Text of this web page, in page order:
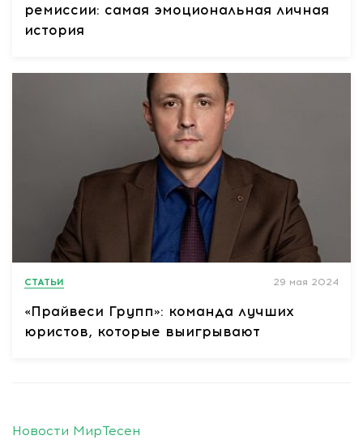
ремиссии: самая эмоциональная личная
история
СТАТЬИ 29 мая 2024
«Прайвеси Групп»: команда лучших
юристов, которые выигрывают
Новости МирТесен